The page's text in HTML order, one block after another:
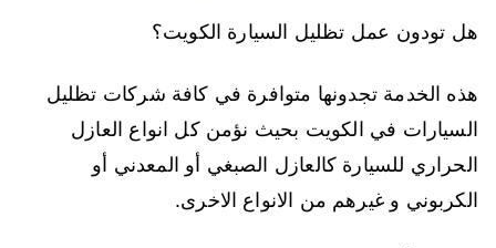
هل تودون عمل تظليل السيارة الكويت؟
هذه الخدمة تجدونها متوافرة في كافة شركات تظليل
السيارات في الكويت بحيث نؤمن كل انواع العازل
الحراري للسيارة كالعازل الصبغي أو المعدني أو
الكربوني و غيرهم من الانواع الاخرى.